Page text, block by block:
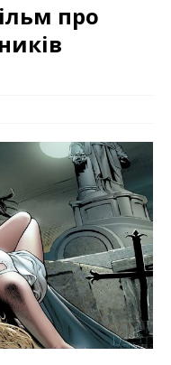
про